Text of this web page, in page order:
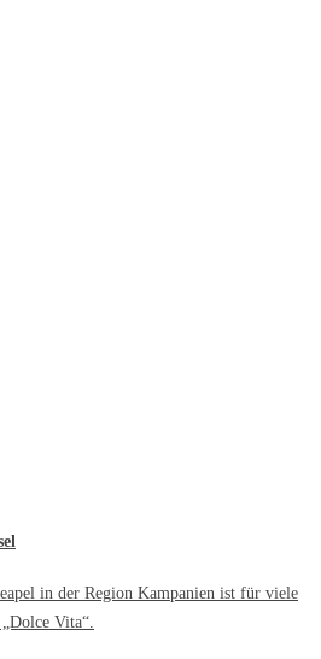
in der Region Kampanien ist für viele
Vita“.